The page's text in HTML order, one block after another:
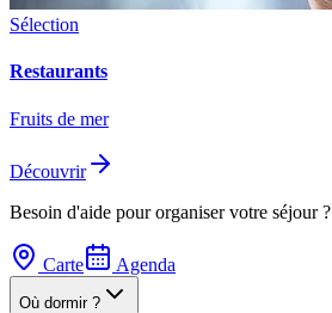
Sélection
Restaurants
Fruits de mer
Découvrir
Besoin d'aide pour organiser votre séjour ?
Carte Agenda
Où dormir ?